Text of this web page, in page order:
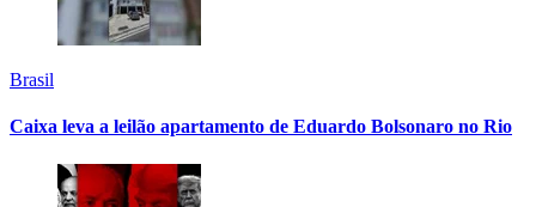
Brasil
Caixa leva a leilão apartamento de Eduardo Bolsonaro no Rio